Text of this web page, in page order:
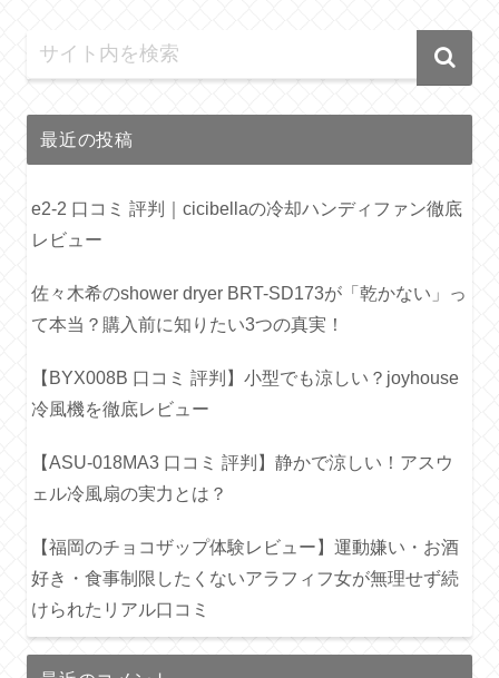
最近の投稿
e2-2 口コミ 評判｜cicibellaの冷却ハンディファン徹底
レビュー
佐々木希のshower dryer BRT-SD173が「乾かない」っ
て本当？購入前に知りたい3つの真実！
【BYX008B 口コミ 評判】小型でも涼しい？joyhouse
冷風機を徹底レビュー
【ASU-018MA3 口コミ 評判】静かで涼しい！アスウ
ェル冷風扇の実力とは？
【福岡のチョコザップ体験レビュー】運動嫌い・お酒
好き・食事制限したくないアラフィフ女が無理せず続
けられたリアル口コミ